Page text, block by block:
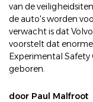
van de
de auto's worden
verwacht is dat
voorstelt dat
Experimental Safety
geboren.
door Paul Malfroot